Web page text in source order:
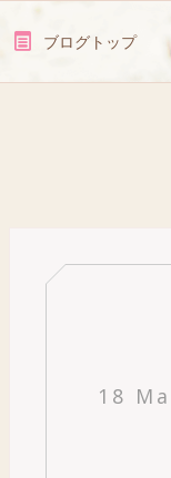
ブログトップ
18